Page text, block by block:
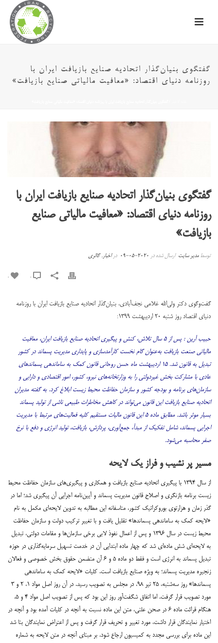
گفتگوی بنیان‌گذار اتحادیه صنایع بازیافت ایران با
روزنامه دنیای اقتصاد: «معافیت مالیاتی صنایع بازیافت»
گفتگوی بنیان‌گذار اتحادیه صنایع بازیافت ایران با
روزنامه دنیای اقتصاد: «معافیت مالیاتی صنایع
بازیافت»
توسطمدیر سایت ارسال شده در 2020-05-09 دراخبار,گالری
0
گفت‌وگوی دکتر ولی‌الله غلامی نجف‌آبادی، بنیان‌گذار اتحادیه صنایع بازیافت ایران با روزنامه
دنیای اقتصاد روز شنبه ۲۰ اردیبهشت ۱۳۹۹:
حبیب آرین : پس از ۵ سال تلاش، کنش و پیگیری اتحادیه صنایع بازیافت ایران، معافیت
مالیاتی صنعت بازیافت به‌عنوان گام نخست کارآمدسازی و پایداری مدیریت پسماند در کشور
تبدیل به قانون شد. ۱۵ اردیبهشت ماه حسن روحانی قانون کمک به ساماندهی پسماندهای
عادی با مشارکت بخش غیردولتی را به وزارتخانه‌های نیرو، کشور، امور اقتصادی و دارایی و
سازمان‌های برنامه و بودجه کشور و سازمان حفاظت محیط زیست ابلاغ کرد. به گفته مدیران
اتحادیه صنایع بازیافت این قانون می‌تواند در کاهش مخاطرات طبیعی ناشی از تولید پسماند
بسیار موثر باشد. مطابق ماده ۵ این قانون مالیات مستقیم کلیه فعالیت‌های مرتبط با مدیریت
اجرایی پسماند، شامل تفکیک از مبدأ، جمع‌آوری، پردازش، بازیافت، تولید انرژی و دفع با نرخ
صفر محاسبه می‌شود.
مسیر پر نشیب و فراز یک لایحه
از سال ۱۳۹۴ با پیگیری اتحادیه صنایع بازیافت و همکاری و پیگیری‌های سازمان حفاظت محیط
زیست برنامه بازنگری و اصلاح قانون مدیریت پسماند و آیین‌نامه اجرایی آن پیگیری شد؛ اما در
گذر زمان و هزارتوی بوروکراتیک کشور، متاسفانه این مطالبه به تدوین لایحه‌ای مکمل به نام
«لایحه کمک به ساماندهی پسماندها» تقلیل یافت و با تغییر ترکیب دولت و سازمان حفاظت
محیط زیست در سال ۱۳۹۶ و پس از اعمال نفوذ لابی برخی سازمان‌ها و مقامات دولتی، تبدیل
به لایحه‌ای شش ماده‌ای شد که چهار ماده ابتدایی آن در خدمت تسهیل سرمایه‌گذاری در حوزه
تبدیل پسماند به انرژی است و فقط دو ماده ۵ و ۶ آن متضمن حقوق بخش خصوصی و فعالان
زنجیره مدیریت پسماند؛ به ویژه صنایع بازیافت است. کلیات «لایحه کمک به ساماندهی
پسماندها» روز سه‌شنبه، ۲۵ تیر ۹۸، در مجلس به تصویب رسید. در آن روز اصل مواد ۱، ۲ و ۳
مورد تصویب قرار گرفت. اما اتفاق شگفت‌آور روز این بود که پس از تصویب اصل مواد ۴ و ۵،
هنگام قرائت ماده‌ ۶ در صحن علنی، متن این ماده نسبت به آنچه در کلیات آمده ‌بود و آنچه در
اختیار نمایندگان قرار داشت، مورد تغییر و تحریف قرار گرفت و پس از اعتراض نمایندگان بنا شد
این ماده برای بررسی مجدد به کمیسیون ارجاع شود. بر مبنای آنچه در متن لایحه به شماره‌